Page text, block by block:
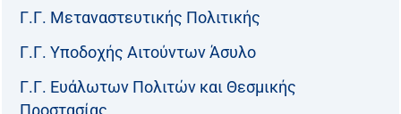
Γ.Γ. Μεταναστευτικής Πολιτικής
Γ.Γ. Υποδοχής Αιτούντων Άσυλο
Γ.Γ. Ευάλωτων Πολιτών και Θεσμικής